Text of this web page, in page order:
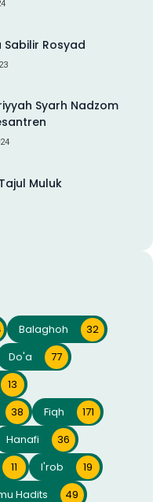
Rosyad
Syarh Nadzom
Muluk
Balaghoh
32
Do'a
77
13
38 Fiqh
171
Hanafi
36
11 I'rob
19
Hadits
49